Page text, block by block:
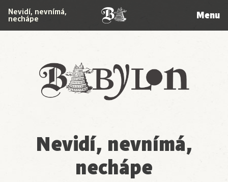
Babylon
Nevidí, nevnímá,
nechápe Menu
Nevidí, nevnímá,
nechápe